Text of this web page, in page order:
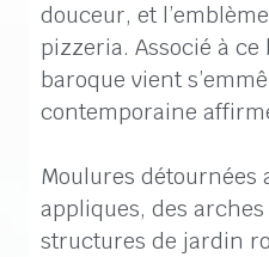
douceur, et
pizzeria. Associé à ce
baroque vient
contemporaine
Moulures détournées
appliques, des
structures de jardin